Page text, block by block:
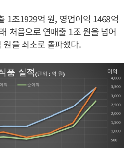
1조1929억 원, 영업이익 1468억
처음으로 연매출 1조 원을 넘어
을 최초로 돌파했다.